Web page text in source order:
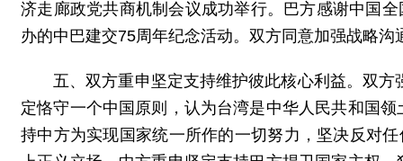
济走廊政党共商机制会议成功举行。巴方感谢中国
办的中巴建交75周年纪念活动。双方同意加强战略
五、双方重申坚定支持维护彼此核心利益。双
定恪守一个中国原则，认为台湾是中华人民共和国
持中方为实现国家统一所作的一切努力，坚决反对